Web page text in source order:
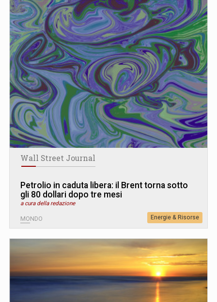
Wall Street Journal
Petrolio in caduta libera: il Brent torna sotto
gli 80 dollari dopo tre mesi
a cura della redazione
MONDO Energie & Risorse